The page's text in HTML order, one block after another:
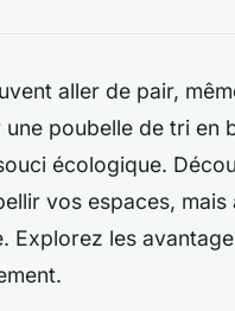
aller de pair,
poubelle de tri
écologique.
vos espaces,
Explorez les